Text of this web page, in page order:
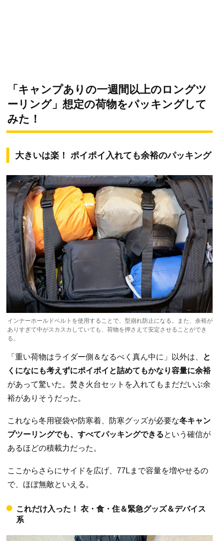
「キャンプありの一週間以上のロングツ
ーリング」想定の荷物をパッキングして
みた！
大きいは楽！ ポイポイ入れても余裕のパッキング
インナーホールドベルトを使用することで、型崩れ防止になる。また、余裕が
ありすぎて中がスカスカしていても、荷物を押さえて安定させることができ
る。
「重い荷物はライダー側＆なるべく真ん中に」以外は、
と
くになにも考えずにポイポイと詰めてもかなり容量に余裕
があって驚いた。焚き火台セットを入れてもまだだいぶ余
裕がありそうだった。
これなら冬用寝袋や防寒着、防寒グッズが必要な冬キャン
プツーリングでも、すべてパッキングできるという確信が
あるほどの積載力だった。
ここからさらにサイドを広げ、77Lまで容量を増やせるの
で、ほぼ無敵といえる。
これだけ入った！ 衣・食・住＆緊急グッズ＆デバイス
系